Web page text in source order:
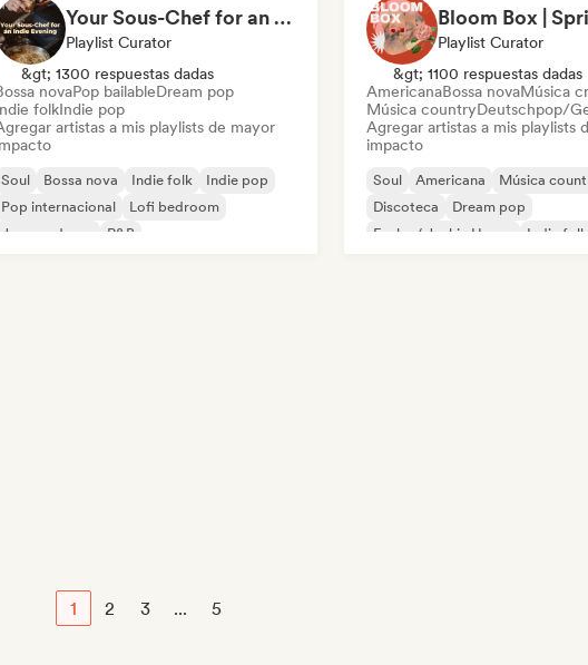
Your Sous-Chef for an Indie Evening
Playlist Curator
&gt; 1300 respuestas dadas
novaPop bailableDream pop
folkIndie pop
artistas a mis playlists de mayor
Soul Bossa nova Indie folk
Indie pop
Pop internacional
Lofi bedroom
Jazz moderno
R&B
Playlist Curator
&gt; 1100 respuestas dadas
AmericanaBossa novaMúsica
Música countryDeutschpop/
Agregar artistas a mis playlists
impacto
Soul Americana
Música
Discoteca
Dream pop
Funky / Jackin House
Indie folk
1 2 3 ... 5